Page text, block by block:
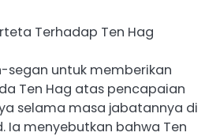
segan untuk memberikan
Ten Hag atas pencapaian
selama masa jabatannya di
Ia menyebutkan bahwa Ten